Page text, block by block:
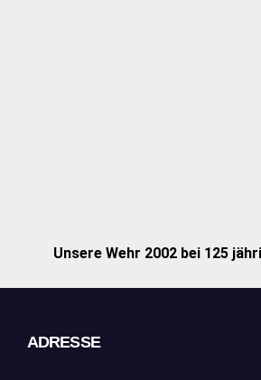
Unsere Wehr 2002 bei 125
ADRESSE